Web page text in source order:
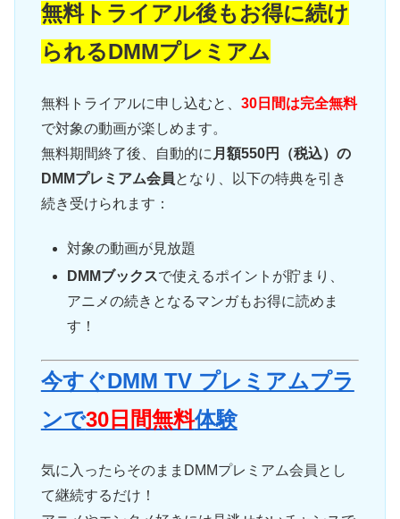
無料トライアル後もお得に続け
られるDMMプレミアム
無料トライアルに申し込むと、 30日間は完全無料
で対象の動画が楽しめます。
無料期間終了後、自動的に 月額550円（税込）の
DMMプレミアム会員となり、以下の特典を引き
続き受けられます：
対象の動画が見放題
DMMブックスで使えるポイントが貯まり、
アニメの続きとなるマンガもお得に読めま
す！
今すぐDMM TV プレミアムプラ
ンで30日間無料体験
気に入ったらそのままDMMプレミアム会員とし
て継続するだけ！